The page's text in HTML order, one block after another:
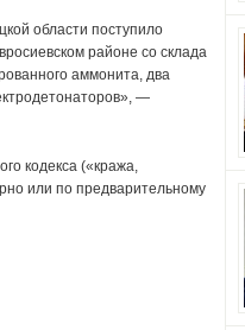
области поступило
районе со склада
аммонита, два
—
кодекса («кража,
или по предварительному